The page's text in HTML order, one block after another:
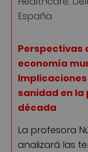
España
Perspectivas
economía
sanidad en la
década
La profesora
analizará las